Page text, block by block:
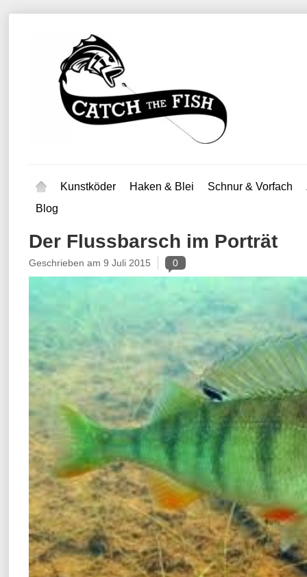
Kunstköder Haken & Blei Schnur & Vorfach
Blog
Der Flussbarsch im Porträt
Geschrieben am 9 Juli 2015 0